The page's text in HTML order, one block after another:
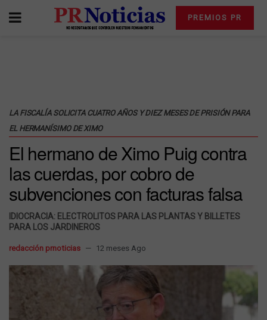
PREMIOS PR
LA FISCALÍA SOLICITA CUATRO AÑOS Y DIEZ MESES DE PRISIÓN PARA
EL HERMANÍSIMO DE XIMO
El hermano de Ximo Puig contra
las cuerdas, por cobro de
subvenciones con facturas falsa
IDIOCRACIA: ELECTROLITOS PARA LAS PLANTAS Y BILLETES
PARA LOS JARDINEROS
redacción prnoticias 12 meses Ago